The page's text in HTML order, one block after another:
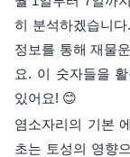
히 분석하겠습니
정보를 통해 재물
요. 이 숫자들을
있어요! 😊
염소자리의 기본
초는 토성의 영향